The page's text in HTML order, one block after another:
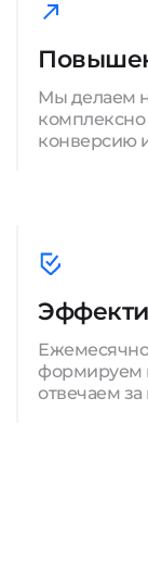
Мы делаем
конверсию
формируем
отвечаем за